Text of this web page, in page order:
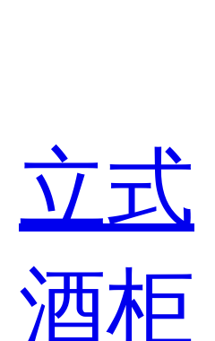
立式
酒柜